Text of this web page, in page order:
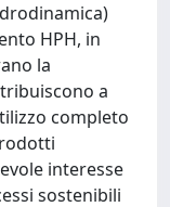
HPH, in
la
a
completo
interesse
sostenibili